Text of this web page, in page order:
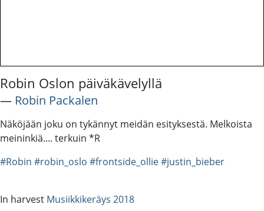
Robin Oslon päiväkävelyllä
― Robin Packalen
Näköjään joku on tykännyt meidän esityksestä. Melkoista
meininkiä.... terkuin *R
#Robin #robin_oslo #frontside_ollie#justin_bieber
In harvest Musiikkikeräys 2018